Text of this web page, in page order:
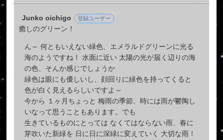
Junko oichigo 登録ユーザー
癒しのグリーン！
ん～ 何ともいえない緑色、エメラルドグリーンに光る
海のようですね！ 水面に近い 太陽の光が届く辺りの海
の色、そんか感じでしょうか
緑色は眼にも優しいし、顔回りに緑色を持ってくると
色が白く見えるらしいですよ～
今から １ヶ月ちょっと 梅雨の季節、時には雨が鬱陶し
いなって思うこともあります。でも
生きているものにとっては なくてはならない雨、春に
芽吹いた新緑を 日に日に深緑に変えていく 大切な雨！